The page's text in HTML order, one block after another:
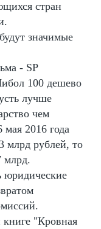
стран
значимые
- SP
100 дешево
лучше
чем
2016 года
млрд рублей, то
млрд.
юридические
"Кровная